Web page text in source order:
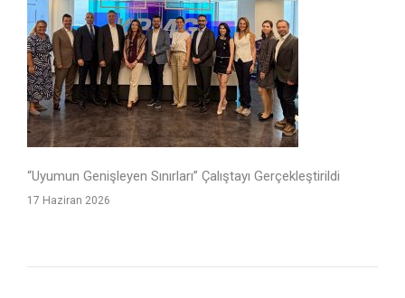
“Uyumun Genişleyen Sınırları” Çalıştayı Gerçekleştirildi
17 Haziran 2026